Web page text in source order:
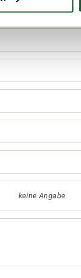
keine Angabe